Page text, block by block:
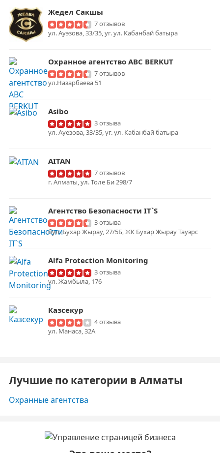
Жедел Сакшы
7 отзывов
ул. Ауэзова, 33/35, уг. ул. Кабанбай батыра
Охранное агентство ABC BERKUT
7 отзывов
ул.Назарбаева 51
Asibo
3 отзыва
ул. Ауезова, 33/35, уг. ул. Кабанбай батыра
AITAN
7 отзывов
г. Алматы, ул. Толе Би 298/7
Агентство Безопасности IT`S
3 отзыва
бул. Бухар Жырау, 27/5Б, ЖК Бухар Жырау Тауэрс
Alfa Protection Monitoring
3 отзыва
ул. Жамбыла, 176
Казсекур
4 отзыва
ул. Манаса, 32А
Лучшие по категории в Алматы
Охранные агентства